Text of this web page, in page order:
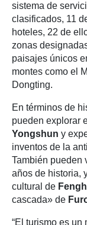
sistema de
clasificados, 11
hoteles, 22 de
zonas
paisajes únicos
montes como el
Dongting.
En términos de
pueden explorar
Yongshun y
inventos de la
También pueden
años de historia,
cultural de
cascada» de
“El turismo es